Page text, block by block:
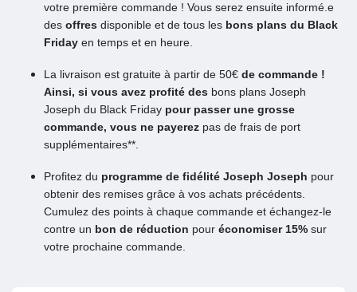
votre première commande ! Vous serez ensuite informé.e
des offres disponible et de tous les bons plans du Black
Friday en temps et en heure.
La livraison est gratuite à partir de 50€ de commande !
Ainsi, si vous avez profité des bons plans Joseph
Joseph du Black Friday pour passer une grosse
commande, vous ne payerez pas de frais de port
supplémentaires**.
Profitez du programme de fidélité Joseph Joseph pour
obtenir des remises grâce à vos achats précédents.
Cumulez des points à chaque commande et échangez-le
contre un bon de réduction pour économiser 15% sur
votre prochaine commande.